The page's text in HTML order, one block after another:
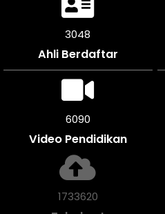
3462
Ahli Berdaftar
6918
Video Pendidikan
1969324